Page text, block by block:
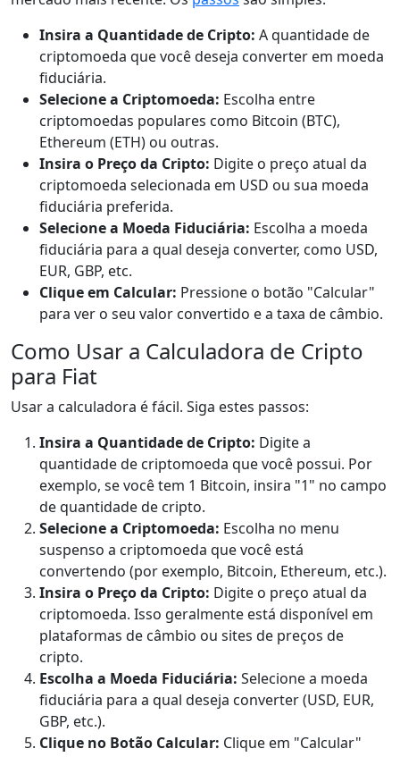
Insira a Quantidade de Cripto: A quantidade de
criptomoeda que você deseja converter em moeda
fiduciária.
Selecione a Criptomoeda: Escolha entre
criptomoedas populares como Bitcoin (BTC),
Ethereum (ETH) ou outras.
Insira o Preço da Cripto: Digite o preço atual da
criptomoeda selecionada em USD ou sua moeda
fiduciária preferida.
Selecione a Moeda Fiduciária: Escolha a moeda
fiduciária para a qual deseja converter, como USD,
EUR, GBP, etc.
Clique em Calcular: Pressione o botão "Calcular"
para ver o seu valor convertido e a taxa de câmbio.
Como Usar a Calculadora de Cripto
para Fiat
Usar a calculadora é fácil. Siga estes passos:
Insira a Quantidade de Cripto: Digite a
quantidade de criptomoeda que você possui. Por
exemplo, se você tem 1 Bitcoin, insira "1" no campo
de quantidade de cripto.
Selecione a Criptomoeda: Escolha no menu
suspenso a criptomoeda que você está
convertendo (por exemplo, Bitcoin, Ethereum, etc.).
Insira o Preço da Cripto: Digite o preço atual da
criptomoeda. Isso geralmente está disponível em
plataformas de câmbio ou sites de preços de
cripto.
Escolha a Moeda Fiduciária: Selecione a moeda
fiduciária para a qual deseja converter (USD, EUR,
GBP, etc.).
Clique no Botão Calcular: Clique em "Calcular"